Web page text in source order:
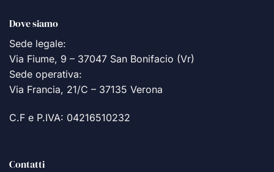
Dove siamo
Sede legale:
Via Fiume, 9 – 37047 San Bonifacio (Vr)
Sede operativa:
Via Francia, 21/C – 37135 Verona
C.F e P.IVA: 04216510232
Contatti